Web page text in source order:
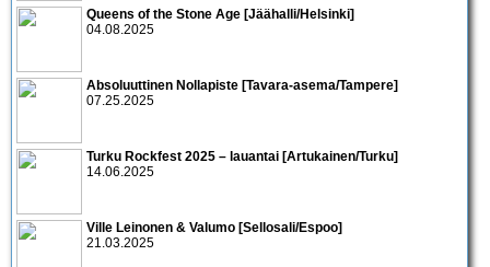
Queens of the Stone Age [Jäähalli/Helsinki]
04.08.2025
Absoluuttinen Nollapiste [Tavara-asema/Tampere]
07.25.2025
Turku Rockfest 2025 – lauantai [Artukainen/Turku]
14.06.2025
Ville Leinonen & Valumo [Sellosali/Espoo]
21.03.2025